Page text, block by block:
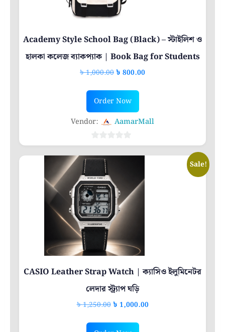
Academy Style School Bag (Black) – স্টাইলিশ ও
হালকা কলেজ ব্যাকপ্যাক | Book Bag for Students
৳1,000.00Original
was:
৳ 1,000.00.
৳ 800.00Current
Order Now
Vendor: AamarMall
0
out
5
Sale!
CASIO Leather Strap Watch | ক্যাসিও ইলুমিনেটর
লেদার স্ট্র্যাপ ঘড়ি
৳1,250.00 Original
৳ 1,000.00Current